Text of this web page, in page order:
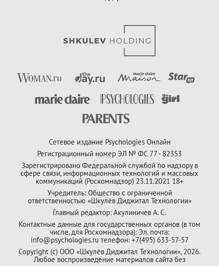
Сетевое издание Psychologies Онлайн
Регистрационный номер ЭЛ № ФС 77 - 82353
Зарегистрировано Федеральной службой по надзору в
сфере связи, информационных технологий и массовых
коммуникаций (Роскомнадзор) 23.11.2021 18+
Учредитель: Общество с ограниченной
ответственностью «Шкулёв Диджитал Технологии»
Главный редактор: Акулиничев А. С.
Контактные данные для государственных органов (в том
числе, для Роскомнадзора): Эл. почта:
info@psychologies.ru телефон: +7(495) 633-57-57
Copyright (с) ООО «Шкулёв Диджитал Технологии», 2026.
Любое воспроизведение материалов сайта без